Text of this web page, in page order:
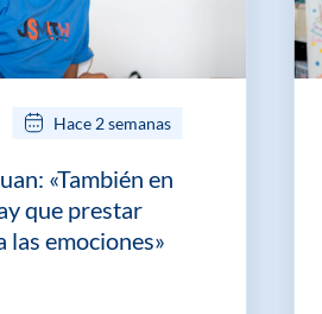
Hace 2 semanas
«También en
que prestar
las emociones»